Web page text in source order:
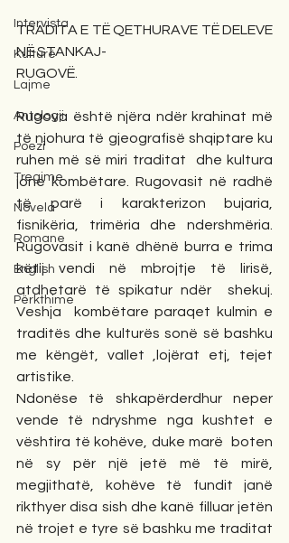
Intervista
Kulturë
Lajme
Antologji
Poezi
Tregime
Novela
Romane
English
Përkthime
TRADITA E TË QETHURAVE TË DELEVE
NË STANKAJ-
RUGOVË.
Rugova është njëra ndër krahinat më
të njohura të gjeografisë shqiptare ku
ruhen më së miri traditat  dhe kultura
jonë kombëtare. Rugovasit në radhë
të parë i karakterizon bujaria,
fisnikëria, trimëria dhe ndershmëria.
Rugovasit i kanë dhënë burra e trima
këtij vendi në mbrojtje të lirisë,
atdhetarë të spikatur ndër  shekuj.
Veshja  kombëtare paraqet kulmin e
traditës dhe kulturës sonë së bashku
me këngët, vallet ,lojërat etj, tejet
artistike.
Ndonëse të shkapërderdhur neper
vende të ndryshme nga kushtet e
vështira të kohëve, duke marë  boten
në sy për një jetë më të mirë,
megjithatë, kohëve të fundit janë
rikthyer disa sish dhe kanë filluar jetën
në trojet e tyre së bashku me traditat